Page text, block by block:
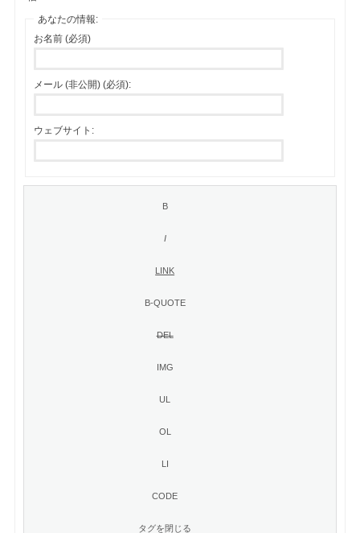
あなたの情報:
お名前 (必須)
メール (非公開) (必須):
ウェブサイト: